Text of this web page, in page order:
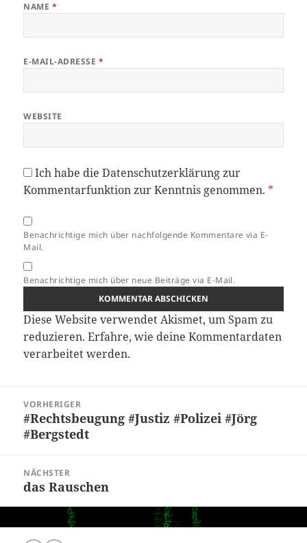
NAME *
E-MAIL-ADRESSE *
WEBSITE
Ich habe dieDatenschutzerklärungzur
Kommentarfunktion zur Kenntnis genommen. *
Benachrichtige mich über nachfolgende Kommentare via E-
Mail.
Benachrichtige mich über neue Beiträge via E-Mail.
Diese Website verwendet Akismet, um Spam zu
reduzieren.Erfahre, wie deine Kommentardaten
verarbeitet werden.
VORHERIGER
Vorheriger
Beitrag:
#Rechtsbeugung #Justiz #Polizei #Jörg
#Bergstedt
NÄCHSTER
Nächster
Beitrag:
das Rauschen